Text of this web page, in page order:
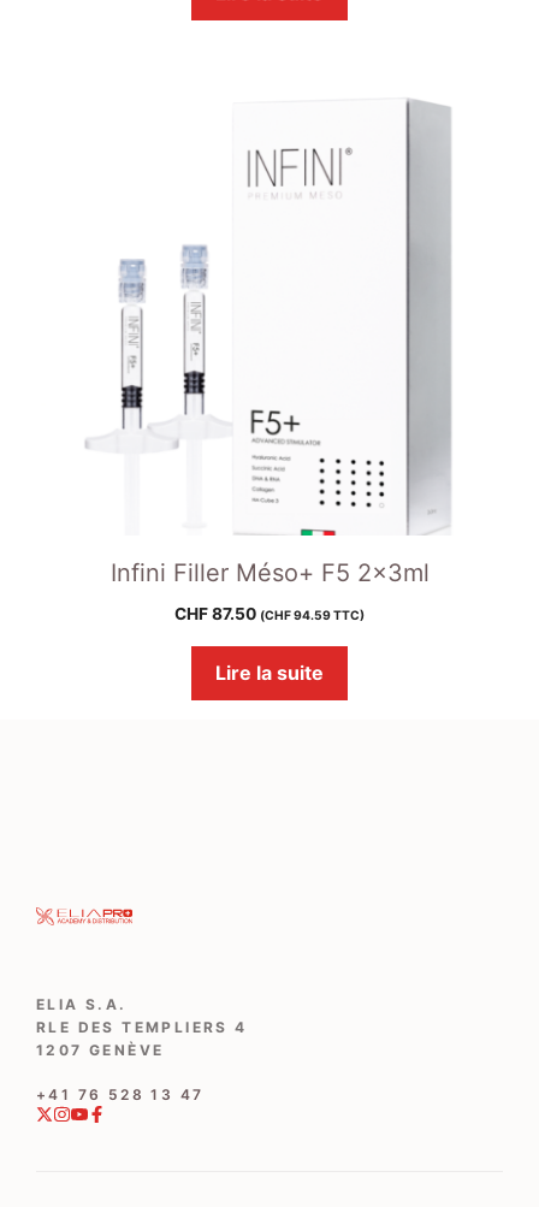
Infini Filler Méso+ F5 2x3ml
CHF87.50 (CHF94.59TTC)
Lire la suite
ELIA S.A.
RLE DES TEMPLIERS 4
1207 GENÈVE
‭+41 76 528 13 47‬